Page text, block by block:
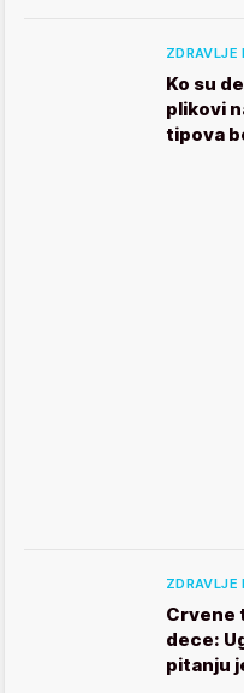
ZDRAVLJE
Ko su
plikovi
tipova
ZDRAVLJE
Crvene
dece:
pitanju